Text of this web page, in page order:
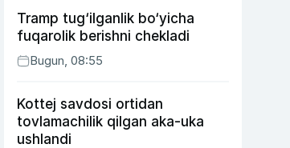
Tramp tug‘ilganlik bo‘yicha
fuqarolik berishni chekladi
Bugun, 08:55
Kottej savdosi ortidan
tovlamachilik qilgan aka-uka
ushlandi